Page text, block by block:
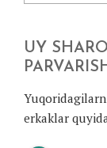
UY
erkaklar